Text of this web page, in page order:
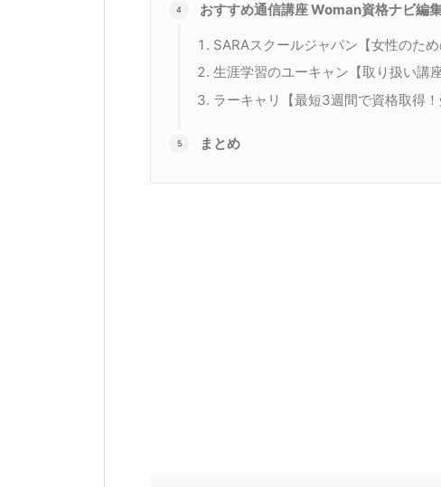
おすすめ通信講座 Woman資格ナビ編
SARAスクールジャパン【女性のた
生涯学習のユーキャン【取り扱い講
ラーキャリ【最短3週間で資格取得
まとめ